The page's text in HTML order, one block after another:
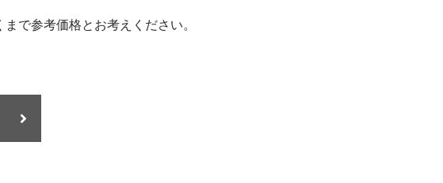
で参考価格とお考えください。